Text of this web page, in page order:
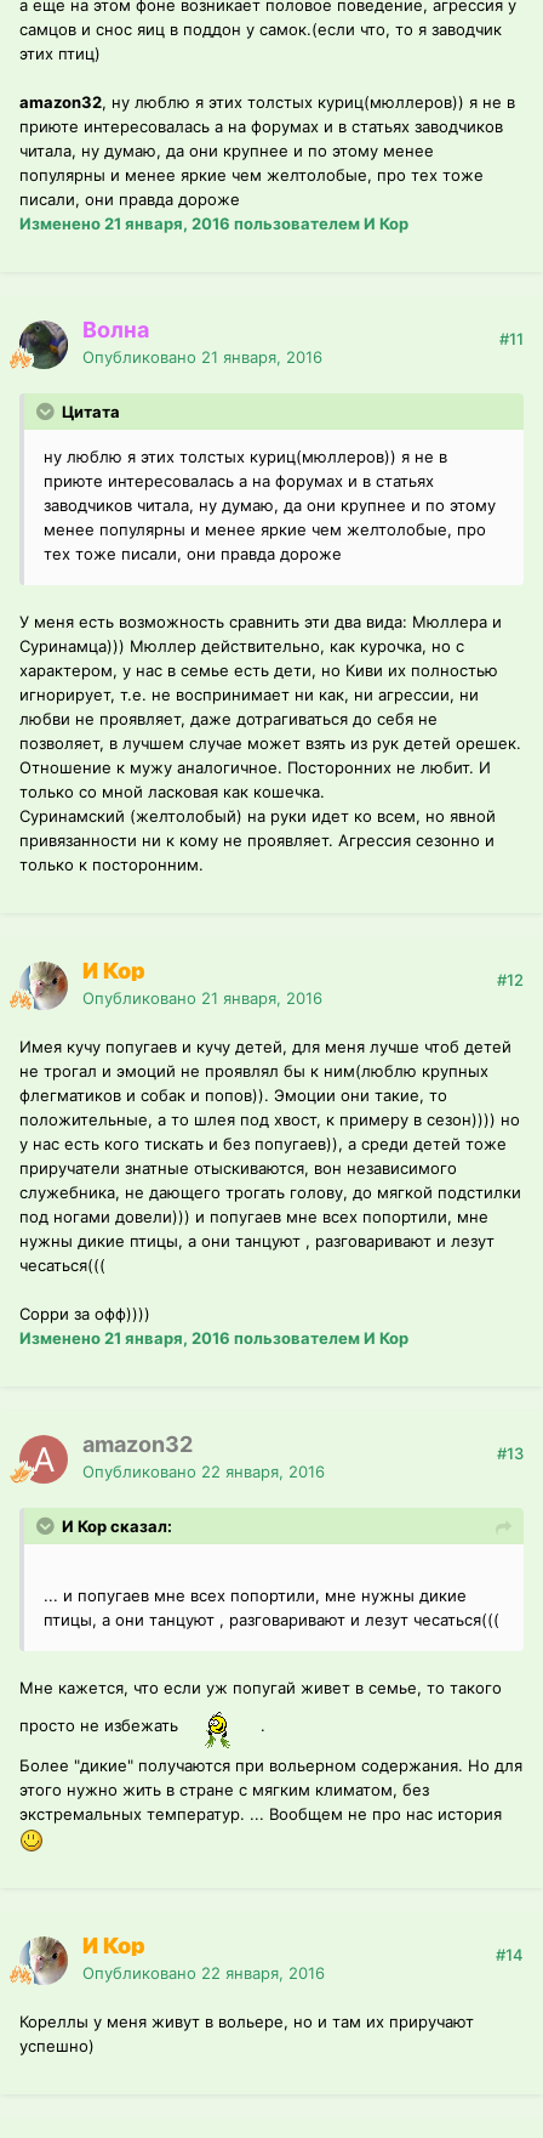
а еще на этом фоне возникает половое поведение, агрессия у
самцов и снос яиц в поддон у самок.(если что, то я заводчик
этих птиц)
amazon32, ну люблю я этих толстых куриц(мюллеров)) я не в
приюте интересовалась а на форумах и в статьях заводчиков
читала, ну думаю, да они крупнее и по этому менее
популярны и менее яркие чем желтолобые, про тех тоже
писали, они правда дороже
Изменено21 января, 2016 пользователем И Кор
Волна
Опубликовано 21 января, 2016
#11
Цитата
ну люблю я этих толстых куриц(мюллеров)) я не в
приюте интересовалась а на форумах и в статьях
заводчиков читала, ну думаю, да они крупнее и по этому
менее популярны и менее яркие чем желтолобые, про
тех тоже писали, они правда дороже
У меня есть возможность сравнить эти два вида: Мюллера и
Суринамца))) Мюллер действительно, как курочка, но с
характером, у нас в семье есть дети, но Киви их полностью
игнорирует, т.е. не воспринимает ни как, ни агрессии, ни
любви не проявляет, даже дотрагиваться до себя не
позволяет, в лучшем случае может взять из рук детей орешек.
Отношение к мужу аналогичное. Посторонних не любит. И
только со мной ласковая как кошечка.
Суринамский (желтолобый) на руки идет ко всем, но явной
привязанности ни к кому не проявляет. Агрессия сезонно и
только к посторонним.
И Кор
Опубликовано 21 января, 2016
#12
Имея кучу попугаев и кучу детей, для меня лучше чтоб детей
не трогал и эмоций не проявлял бы к ним(люблю крупных
флегматиков и собак и попов)). Эмоции они такие, то
положительные, а то шлея под хвост, к примеру в сезон)))) но
у нас есть кого тискать и без попугаев)), а среди детей тоже
приручатели знатные отыскиваются, вон независимого
служебника, не дающего трогать голову, до мягкой подстилки
под ногами довели))) и попугаев мне всех попортили, мне
нужны дикие птицы, а они танцуют , разговаривают и лезут
чесаться(((
Сорри за офф))))
Изменено21 января, 2016 пользователем И Кор
amazon32
Опубликовано 22 января, 2016
#13
И Кор сказал:
... и попугаев мне всех попортили, мне нужны дикие
птицы, а они танцуют , разговаривают и лезут чесаться(((
Мне кажется, что если уж попугай живет в семье, то такого
просто не избежать
.
Более "дикие" получаются при вольерном содержания. Но для
этого нужно жить в стране с мягким климатом, без
экстремальных температур. ... Вообщем не про нас история
И Кор
Опубликовано 22 января, 2016
#14
Кореллы у меня живут в вольере, но и там их приручают
успешно)